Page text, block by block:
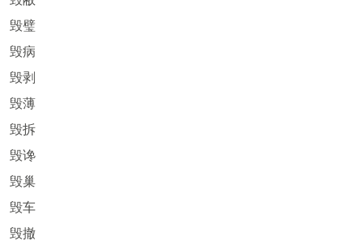
毁璧
毁病
毁剥
毁薄
毁拆
毁谗
毁巢
毁车
毁撤